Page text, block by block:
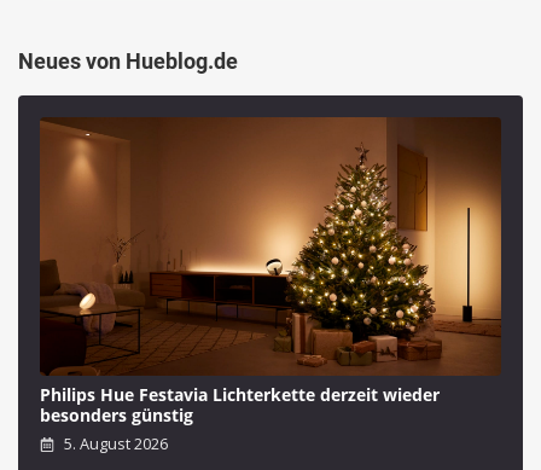
Neues von Hueblog.de
Philips Hue Festavia Lichterkette derzeit wieder
besonders günstig
5. August 2026